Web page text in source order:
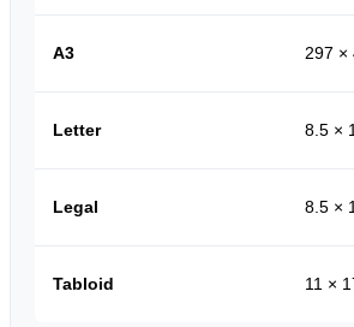
A3 297 ×
Letter 8.5 ×
Legal 8.5 ×
Tabloid 11 ×